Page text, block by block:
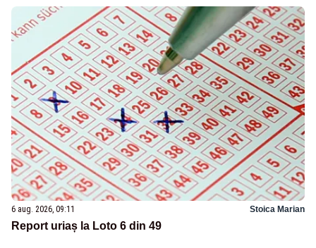
6 aug. 2026, 09:11 Stoica Marian
Report uriaș la Loto 6 din 49